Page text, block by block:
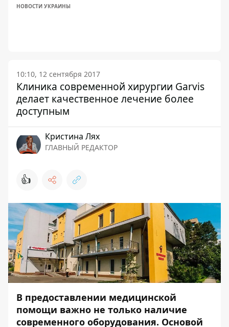
НОВОСТИ УКРАИНЫ
10:10, 12 сентября 2017
Клиника современной хирургии Garvis
делает качественное лечение более
доступным
Кристина Лях
ГЛАВНЫЙ РЕДАКТОР
👍
В предоставлении медицинской
помощи важно не только наличие
современного оборудования. Основой